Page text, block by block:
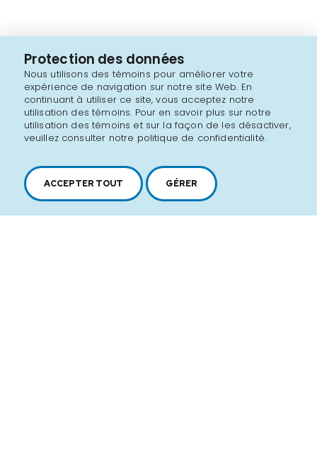
Protection des données
Nous utilisons des témoins pour améliorer votre
expérience de navigation sur notre site Web. En
continuant à utiliser ce site, vous acceptez notre
utilisation des témoins. Pour en savoir plus sur notre
utilisation des témoins et sur la façon de les désactiver,
veuillez consulter notre politique de confidentialité.
ACCEPTER TOUT GÉRER